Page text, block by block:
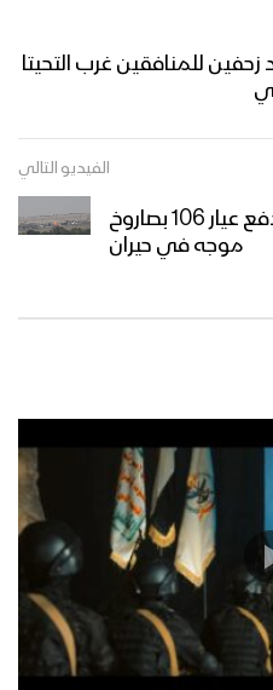
زحفين للمنافقين غرب التحيتا
الفيديو التالي
حجة – تدمير آلية تحمل مدفع عيار 106 بصاروخ
موجه في حيران